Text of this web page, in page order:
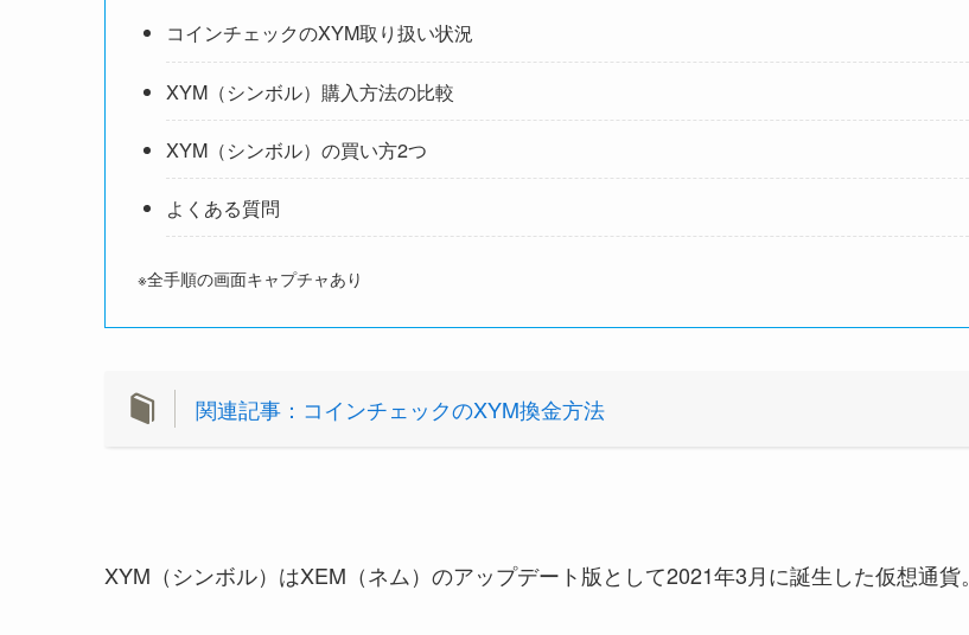
コインチェックのXYM取り扱い状況
XYM（シンボル）購入方法の比較
XYM（シンボル）の買い方2つ
よくある質問
※全手順の画面キャプチャあり
関連記事：コインチェックのXYM換金方法
XYM（シンボル）はXEM（ネム）のアップデート版として2021年3月に誕生した仮想通貨。